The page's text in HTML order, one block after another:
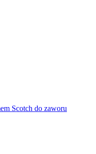
Scotch do zaworu